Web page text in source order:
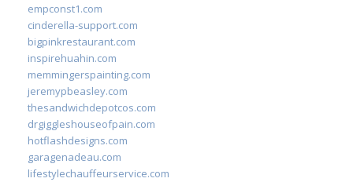
empconst1.com
cinderella-support.com
bigpinkrestaurant.com
inspirehuahin.com
memmingerspainting.com
jeremypbeasley.com
thesandwichdepotcos.com
drgiggleshouseofpain.com
hotflashdesigns.com
garagenadeau.com
lifestylechauffeurservice.com